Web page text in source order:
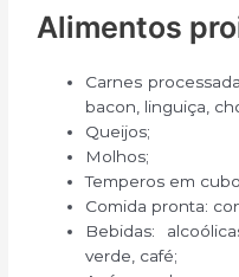
Alimentos
Carnes
bacon, linguiça,
Queijos;
Molhos;
Temperos em
Comida pronta:
Bebidas:
verde, café;